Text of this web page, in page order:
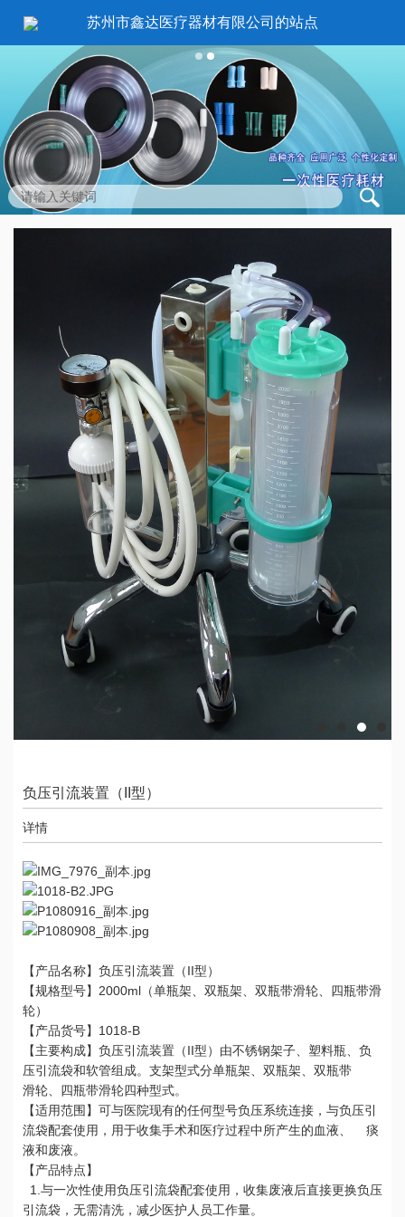
2
苏州市鑫达医疗器材有限公司的站点
负压引流装置（II型）
详情
【产品名称】负压引流装置（II型）
【规格型号】2000ml（单瓶架、双瓶架、双瓶带滑轮、四瓶带滑
轮）
【产品货号】1018-B
【主要构成】负压引流装置（II型）由不锈钢架子、塑料瓶、负
压引流袋和软管组成。支架型式分单瓶架、双瓶架、双瓶带
滑轮、四瓶带滑轮四种型式。
【适用范围】可与医院现有的任何型号负压系统连接，与负压引
流袋配套使用，用于收集手术和医疗过程中所产生的血液、 痰
液和废液。
【产品特点】
1.与一次性使用负压引流袋配套使用，收集废液后直接更换负压
引流袋，无需清洗，减少医护人员工作量。